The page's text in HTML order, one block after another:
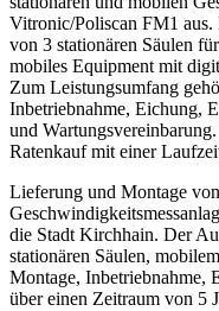
Vitronic/Poliscan FM1 aus.
von 3 stationären Säulen
mobiles Equipment mit
Zum Leistungsumfang
Inbetriebnahme, Eichung,
und
Ratenkauf mit einer
Lieferung und Montage
die Stadt Kirchhain. Der
stationären Säulen,
Montage, Inbetriebnahme,
über einen Zeitraum von 5